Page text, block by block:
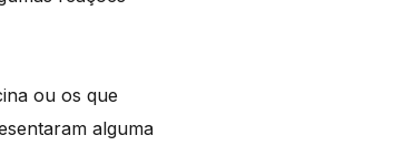
ou os que
alguma